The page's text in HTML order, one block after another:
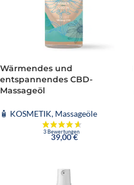
Wärmendes und
entspannendes CBD-
Massageöl
🧴 KOSMETIK, Massageöle
39,00€